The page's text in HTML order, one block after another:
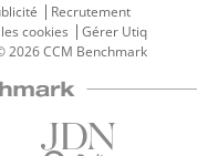
Recrutement
cookies
Gérer Utiq
2026 CCM Benchmark